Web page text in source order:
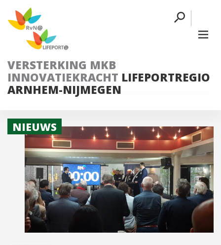
VERSTERKING MKB
INNOVATIEKRACHT LIFEPORTREGIO
ARNHEM-NIJMEGEN
NIEUWS